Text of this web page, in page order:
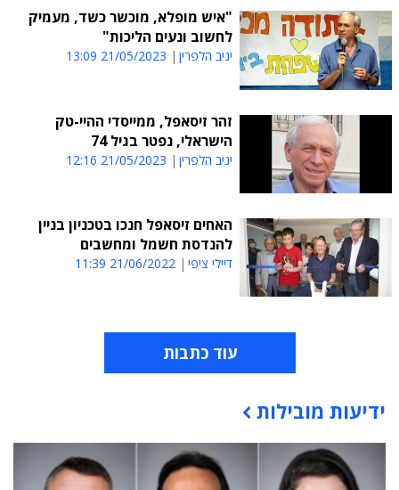
"איש מופלא, מוכשר כשד, מעמיק
לחשוב ונעים הליכות"
יניב הלפרין 21/05/2023 13:09
זהר זיסאפל, ממייסדי ההיי-טק
הישראלי, נפטר בגיל 74
יניב הלפרין 21/05/2023 12:16
האחים זיסאפל חנכו בטכניון בניין
להנדסת חשמל ומחשבים
דיילי ציפי 21/06/2022 11:39
עוד כתבות
תוכן פרסומי
ידיעות מובילות